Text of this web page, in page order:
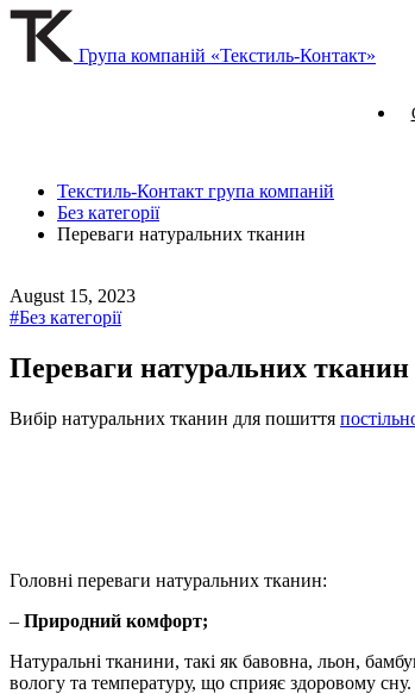
Група компаній «Текстиль-Контакт»
Текстиль-Контакт група компаній
Без категорії
Переваги натуральних тканин
August 15, 2023
#Без категорії
Переваги натуральних тканин
Вибір натуральних тканин для пошиття
Головні переваги натуральних тканин:
– Природний комфорт;
Натуральні тканини, такі як бавовна, льон,
вологу та температуру, що сприяє здоровому сну.